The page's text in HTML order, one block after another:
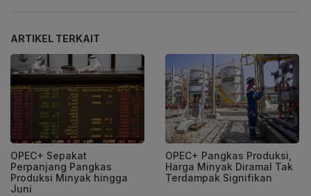
ARTIKEL TERKAIT
OPEC+ Sepakat
Perpanjang Pangkas
Produksi Minyak hingga
Juni
OPEC+ Pangkas Produksi,
Harga Minyak Diramal Tak
Terdampak Signifikan